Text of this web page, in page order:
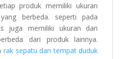
produk memiliki ukuran
berbeda. seperti pada
juga memiliki ukuran dan
dari produk lainnya.
rak sepatu dan tempat duduk